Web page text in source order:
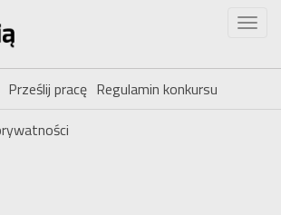
Prześlij pracę Regulamin konkursu